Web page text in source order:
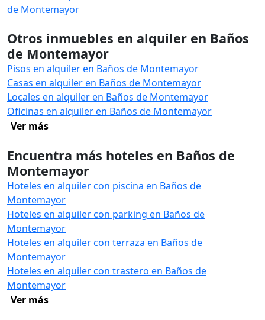
de Montemayor
Otros inmuebles en alquiler en Baños
de Montemayor
Pisos en alquiler en Baños de Montemayor
Casas en alquiler en Baños de Montemayor
Locales en alquiler en Baños de Montemayor
Oficinas en alquiler en Baños de Montemayor
Ver más
Encuentra más hoteles en Baños de
Montemayor
Hoteles en alquiler con piscina en Baños de
Montemayor
Hoteles en alquiler con parking en Baños de
Montemayor
Hoteles en alquiler con terraza en Baños de
Montemayor
Hoteles en alquiler con trastero en Baños de
Montemayor
Ver más